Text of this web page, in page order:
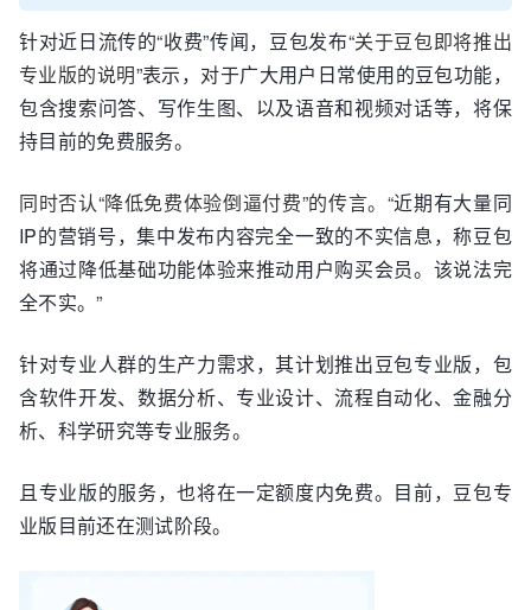
针对近日流传的“收费”传闻，豆包发布“关于豆包即将推出
专业版的说明”表示，对于广大用户日常使用的豆包功能，
包含搜索问答、写作生图、以及语音和视频对话等，将保
持目前的免费服务。
同时否认“降低免费体验倒逼付费”的传言。‌“近期有大量同
IP的营销号，集中发布内容完全一致的不实信息，称豆包
将通过降低基础功能体验来推动用户购买会员。该说法完
全不实。”
针对专业人群的生产力需求，其计划推出豆包专业版，包
含软件开发、数据分析、专业设计、流程自动化、金融分
析、科学研究等专业服务。
且专业版的服务，也将在一定额度内免费。目前，豆包专
业版目前还在测试阶段。